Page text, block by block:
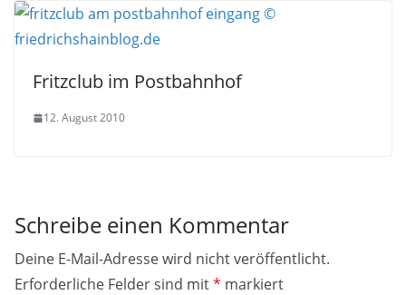
Fritzclub im Postbahnhof
12. August 2010
Schreibe einen Kommentar
Deine E-Mail-Adresse wird nicht veröffentlicht.
Erforderliche Felder sind mit* markiert